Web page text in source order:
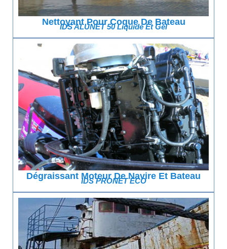
Nettoyant Pour Coque De Bateau
IDS ALUNET 50 Liquide Et Gel
Dégraissant Moteur De Navire Et Bateau
IDS PRONET ECO